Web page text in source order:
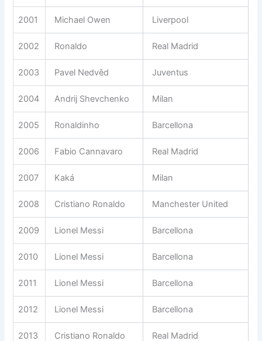
2001 Michael Owen Liverpool
2002 Ronaldo Real Madrid
2003 Pavel Nedvěd Juventus
2004 Andrij Shevchenko Milan
2005 Ronaldinho Barcellona
2006 Fabio Cannavaro Real Madrid
2007 Kaká Milan
2008 Cristiano Ronaldo Manchester United
2009 Lionel Messi Barcellona
2010 Lionel Messi Barcellona
2011 Lionel Messi Barcellona
2012 Lionel Messi Barcellona
2013 Cristiano Ronaldo Real Madrid